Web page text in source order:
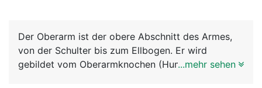
News
Der Oberarm ist der obere Abschnitt des Armes,
von der Schulter bis zum Ellbogen. Er wird
gebildet vom Oberarmknochen (Humerus), der von
...mehr sehen